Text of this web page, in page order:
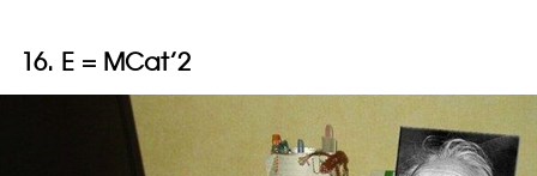
16. E = MCat’2